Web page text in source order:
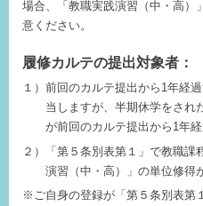
場合、「教職実践演習（中・高）
意ください。
履修カルテの提出対象者：
１）前回のカルテ提出から1年経
当しますが、半期休学をされ
が前回のカルテ提出から1年
２）「第５条別表第１」で教職課
演習（中・高）」の単位修得
※ご自身の登録が「第５条別表第